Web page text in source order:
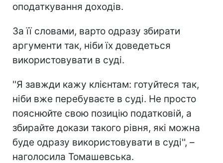
оподаткування доходів.
За її словами, варто одразу збирати
аргументи так, ніби їх доведеться
використовувати в суді.
''Я завжди кажу клієнтам: готуйтеся так,
ніби вже перебуваєте в суді. Не просто
пояснюйте свою позицію податковій, а
збирайте докази такого рівня, які можна
буде одразу використовувати в суді'', –
наголосила Томашевська.